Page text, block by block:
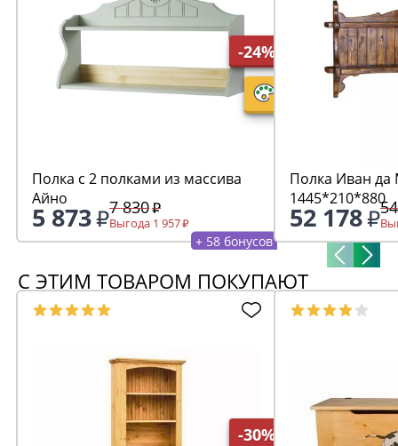
-24%
Полка с 2 полками из массива
Айно
5 873 7 830
Выгода 1 957
+ 58 бонусов
Полка Иван
1445*210*880
52 178
С ЭТИМ ТОВАРОМ ПОКУПАЮТ
-30%